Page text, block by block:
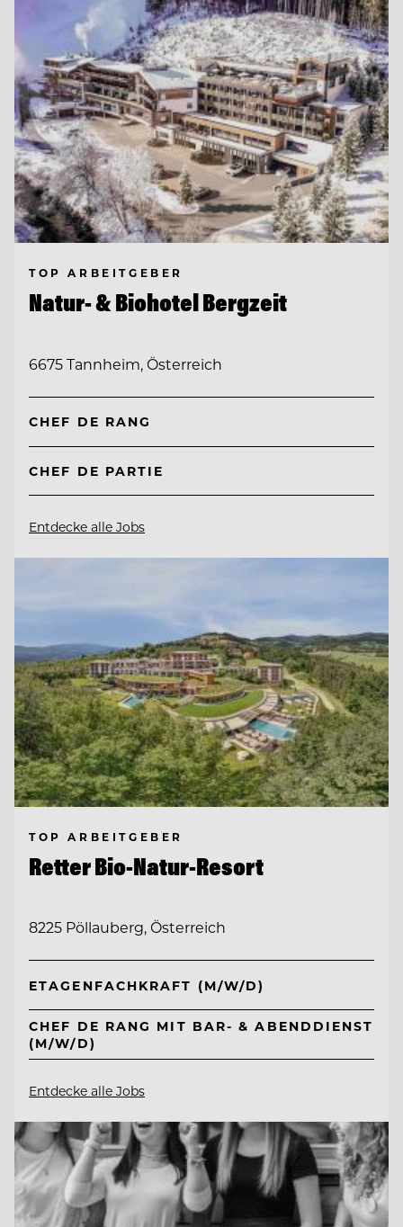
TOP ARBEITGEBER
Natur- & Biohotel Bergzeit
6675 Tannheim, Österreich
CHEF DE RANG
CHEF DE PARTIE
Entdecke alle Jobs
TOP ARBEITGEBER
Retter Bio-Natur-Resort
8225 Pöllauberg, Österreich
ETAGENFACHKRAFT (M/W/D)
CHEF DE RANG MIT BAR- & ABENDDIENST
(M/W/D)
Entdecke alle Jobs